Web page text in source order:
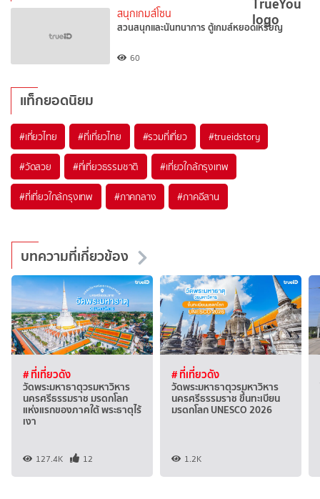
สนุกเกมส์โซน
สวนสนุกและนันทนาการ ตู้เกมส์หยอดเหรียญ
60
แท็กยอดนิยม
#เที่ยวไทย #ที่เที่ยวไทย #รวมที่เที่ยว #trueidstory
#วัดสวย #ที่เที่ยวธรรมชาติ #เที่ยวใกล้กรุงเทพ
#ที่เที่ยวใกล้กรุงเทพ #ภาคกลาง #ภาคอีสาน
บทความที่เกี่ยวข้อง
# ที่เที่ยวดัง
วัดพระมหาธาตุวรมหาวิหาร
นครศรีธรรมราช มรดกโลก
แห่งแรกของภาคใต้ พระธาตุไร้
เงา
127.4K 12
# ที่เที่ยวดัง
วัดพระมหาธาตุวรมหาวิหาร
นครศรีธรรมราช ขึ้นทะเบียน
มรดกโลก UNESCO 2026
1.2K